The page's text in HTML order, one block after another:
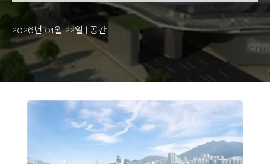
2026년 01월 22일| 공간